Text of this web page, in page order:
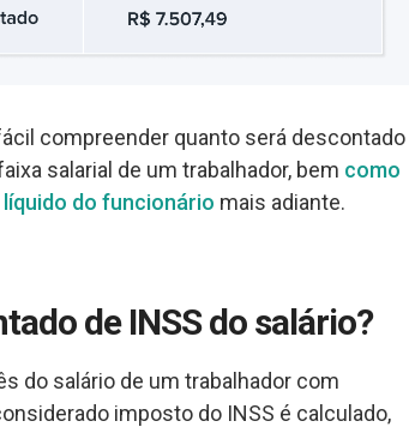
compreender quanto será descontado
salarial de um trabalhador, bem como
do funcionário mais adiante.
de INSS do salário?
do salário de um trabalhador com
imposto do INSS é calculado,